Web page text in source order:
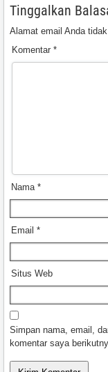
Tinggalkan
Alamat email Anda
Komentar *
Nama *
Email *
Situs Web
Simpan nama, email,
komentar saya